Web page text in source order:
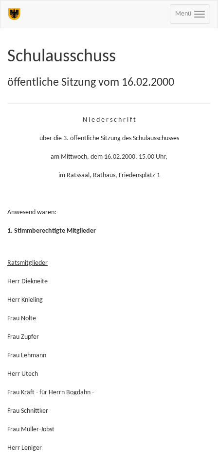
Menü
Schulausschuss
öffentliche Sitzung vom 16.02.2000
N i e d e r s c h r i f t
über die 3. öffentliche Sitzung des Schulausschusses
am Mittwoch, dem 16.02.2000, 15.00 Uhr,
im Ratssaal, Rathaus, Friedensplatz 1
Anwesend waren:
1. Stimmberechtigte Mitglieder
Ratsmitglieder
Herr Diekneite
Herr Knieling
Frau Nolte
Frau Zupfer
Frau Lehmann
Herr Utech
Frau Kräft - für Herrn Bogdahn -
Frau Schnittker
Frau Müller-Jobst
Herr Leniger